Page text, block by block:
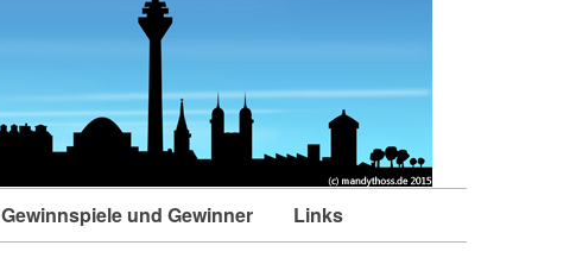
Gewinnspiele und Gewinner Links